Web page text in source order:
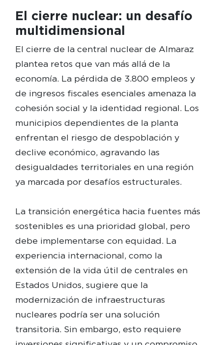
El cierre nuclear: un desafío
multidimensional
El cierre de la central nuclear de Almaraz
plantea retos que van más allá de la
economía. La pérdida de 3.800 empleos y
de ingresos fiscales esenciales amenaza la
cohesión social y la identidad regional. Los
municipios dependientes de la planta
enfrentan el riesgo de despoblación y
declive económico, agravando las
desigualdades territoriales en una región
ya marcada por desafíos estructurales.
La transición energética hacia fuentes más
sostenibles es una prioridad global, pero
debe implementarse con equidad. La
experiencia internacional, como la
extensión de la vida útil de centrales en
Estados Unidos, sugiere que la
modernización de infraestructuras
nucleares podría ser una solución
transitoria. Sin embargo, esto requiere